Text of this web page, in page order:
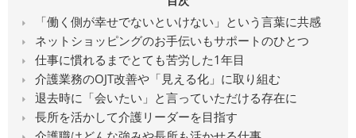
「働く側が幸せでないといけない」という言葉に共感
ネットショッピングのお手伝いもサポートのひとつ
仕事に慣れるまでとても苦労した1年目
介護業務のOJT改善や「見える化」に取り組む
退去時に「会いたい」と言っていただける存在に
長所を活かして介護リーダーを目指す